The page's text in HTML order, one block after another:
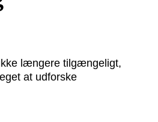
længere tilgængeligt,
at udforske